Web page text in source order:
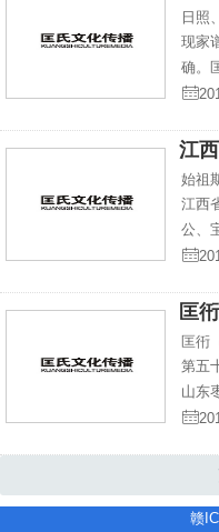
日照
现家
确。
江
始祖
江西
公、
匡
匡衎
第五
山东
赣